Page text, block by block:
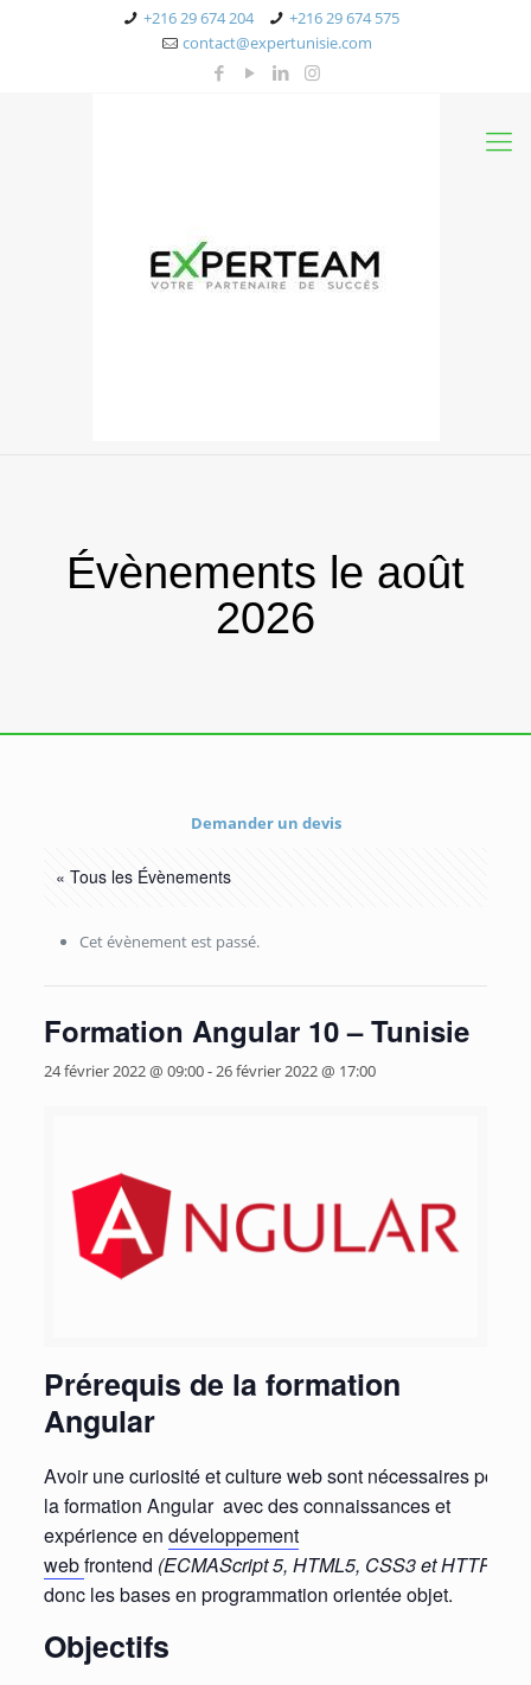
+216 29 674 204
+216 29 674 575
contact@expertunisie.com
Évènements le août
2026
Demander un devis
« Tous les Évènements
Cet évènement est passé.
Formation Angular 10 – Tunisie
24 février 2022 @ 09:00-26 février 2022 @ 17:00
Prérequis de la formation
Angular
Avoir une curiosité et culture web sont nécessaires pour
la formation Angular avec des connaissances et
expérience en développement
webfrontend (ECMAScript 5, HTML5, CSS3 et HTTP)
donc les bases en programmation orientée objet.
Objectifs